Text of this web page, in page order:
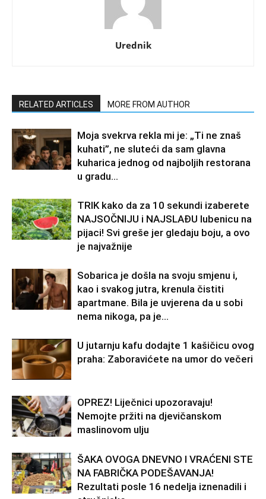
Urednik
RELATED ARTICLES MORE FROM AUTHOR
Moja svekrva rekla mi je: „Ti ne znaš
kuhati”, ne sluteći da sam glavna
kuharica jednog od najboljih restorana
u gradu…
TRIK kako da za 10 sekundi izaberete
NAJSOČNIJU i NAJSLAĐU lubenicu na
pijaci! Svi greše jer gledaju boju, a ovo
je najvažnije
Sobarica je došla na svoju smjenu i,
kao i svakog jutra, krenula čistiti
apartmane. Bila je uvjerena da u sobi
nema nikoga, pa je...
U jutarnju kafu dodajte 1 kašičicu ovog
praha: Zaboravićete na umor do večeri
OPREZ! Liječnici upozoravaju!
Nemojte pržiti na djevičanskom
maslinovom ulju
ŠAKA OVOGA DNEVNO I VRAĆENI STE
NA FABRIČKA PODEŠAVANJA!
Rezultati posle 16 nedelja iznenadili i